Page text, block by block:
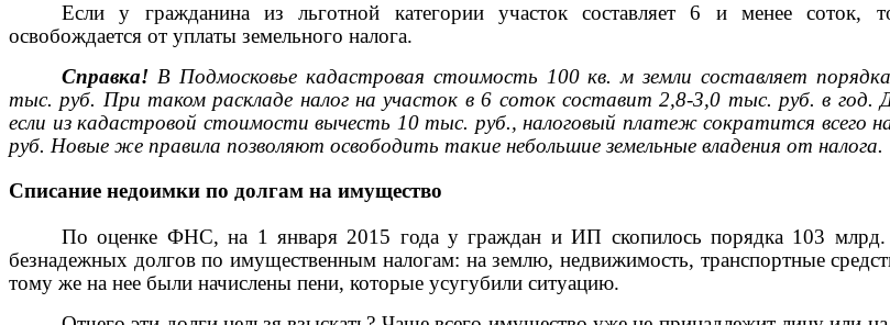
Если у гражданина из льготной категории участок составляет 6 и менее соток,
освобождается от уплаты земельного налога.
Справка! В Подмосковье кадастровая стоимость 100 кв. м земли составляет
тыс. руб. При таком раскладе налог на участок в 6 соток составит 2,8-3,0 тыс. руб. в год.
если из кадастровой стоимости вычесть 10 тыс. руб., налоговый платеж сократится всего
руб. Новые же правила позволяют освободить такие небольшие земельные владения от налога.
Списание недоимки по долгам на имущество
По оценке ФНС, на 1 января 2015 года у граждан и ИП скопилось порядка 103 млрд.
безнадежных долгов по имущественным налогам: на землю, недвижимость, транспортные
тому же на нее были начислены пени, которые усугубили ситуацию.